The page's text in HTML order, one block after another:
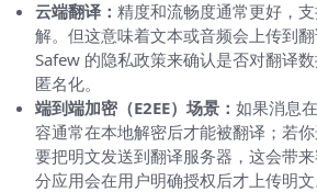
云端翻译： 精度和流畅度通常更好，
解。但这意味着文本或音频会上传到
Safew 的隐私政策来确认是否对翻译
匿名化。
端到端加密（E2EE）场景： 如果消息
容通常在本地解密后才能被翻译；若
要把明文发送到翻译服务器，这会带
分应用会在用户明确授权后才上传明文